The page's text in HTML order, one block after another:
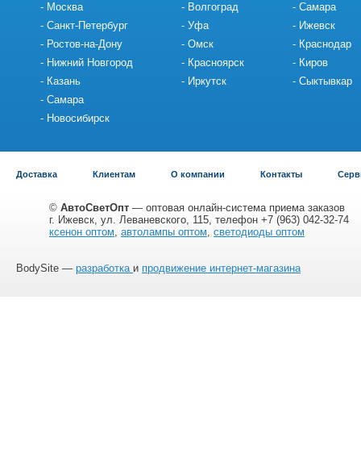
Москва
Санкт-Петербург
Ростов-на-Дону
Нижний Новгород
Казань
Самара
Новосибирск
Волгоград
Уфа
Омск
Красноярск
Иркутск
Самара
Ижевск
Краснодар
Киров
Сыктывкар
Доставка Клиентам О компании Контакты
© АвтоСветОпт — оптовая онлайн-система приема заказов
г. Ижевск, ул. Леваневского, 115, телефон +7 (963) 042-32-74
ксенон оптом, автолампы оптом, светодиоды оптом
BodySite — разработка и продвижение интернет-магазина